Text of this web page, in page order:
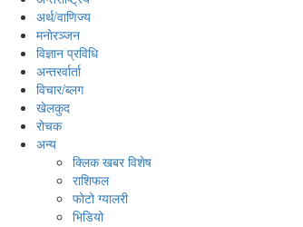
अर्थ/वाणिज्य
मनाेरञ्जन
विज्ञान प्रविधि
अन्तरर्वार्ता
विचार/ब्लग
खेलकुद
रोचक
अन्य
क्लिक खबर विशेष
राशिफल
फोटो ग्यालरी
भिडियो